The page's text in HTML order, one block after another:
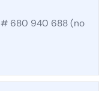
680 940 688 (no